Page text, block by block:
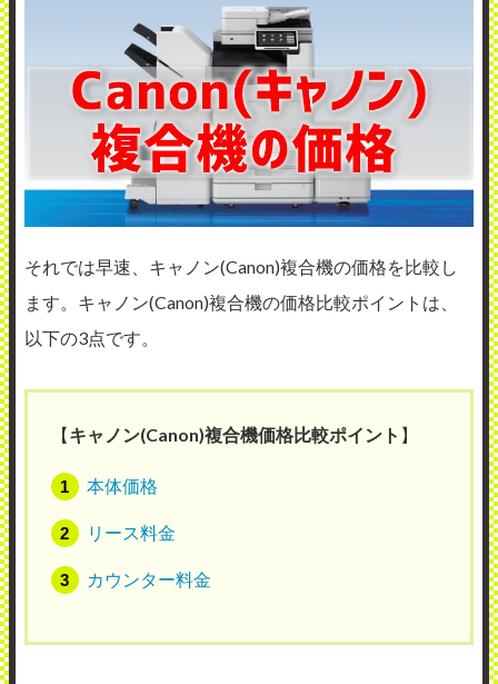
それでは早速、キャノン(Canon)複合機の価格を比較し
ます。キャノン(Canon)複合機の価格比較ポイントは、
以下の3点です。
【キャノン(Canon)複合機価格比較ポイント 】
本体価格
リース料金
カウンター料金